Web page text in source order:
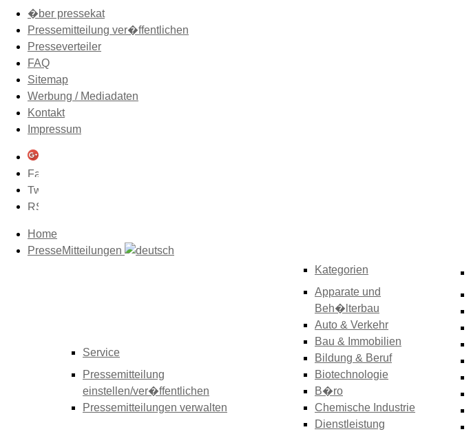
�ber pressekat
Pressemitteilung ver�ffentlichen
Presseverteiler
FAQ
Sitemap
Werbung / Mediadaten
Kontakt
Impressum
Home
PresseMitteilungen
Service
Pressemitteilung
einstellen/ver�ffentlichen
Pressemitteilungen verwalten
Kategorien
Apparate und
Beh�lterbau
Auto & Verkehr
Bau & Immobilien
Bildung & Beruf
Biotechnologie
B�ro
Chemische Industrie
Dienstleistung